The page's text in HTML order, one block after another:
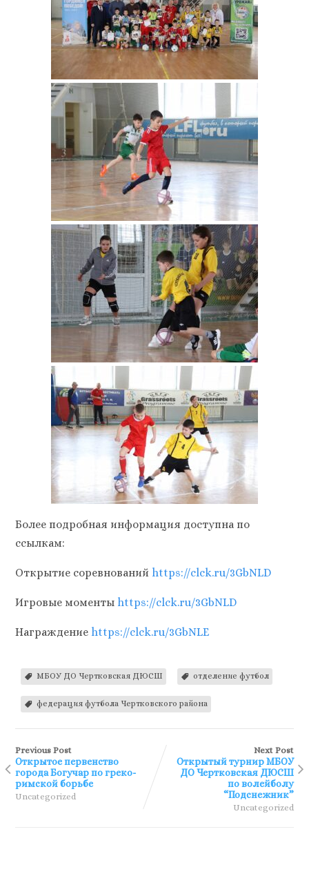
Более подробная информация доступна по
ссылкам:
Открытие соревнований https://clck.ru/3GbNLD
Игровые моменты https://clck.ru/3GbNLD
Награждение https://clck.ru/3GbNLE
МБОУ ДО Чертковская ДЮСШ отделение футбол
федерация футбола Чертковского района
Previous Post
Открытое первенство
города Богучар по греко-
римской борьбе
Uncategorized
Next Post
Открытый турнир МБОУ
ДО Чертковская ДЮСШ
по волейболу
“Подснежник”
Uncategorized